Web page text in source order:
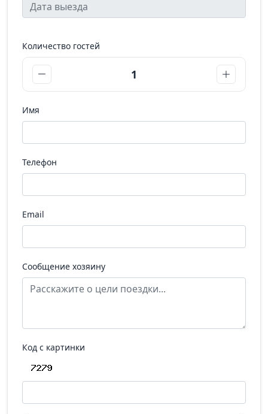
Количество гостей
1
Имя
Телефон
Email
Сообщение хозяину
Код с картинки